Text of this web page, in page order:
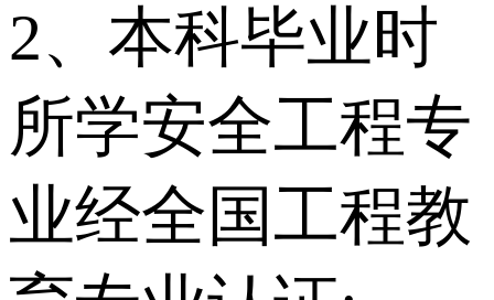
2、本科毕业时
所学安全工程专
业经全国工程教